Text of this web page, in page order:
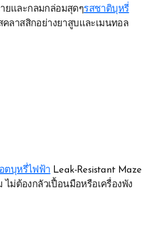
ยและกลมกล่อมสุดๆรสชาติบุหรี่
ลาสสิกอย่างยาสูบและเมนทอล
ตบุหรี่ไฟฟ้า Leak-Resistant Maze
ม่ต้องกลัวเปื้อนมือหรือเครื่องพัง